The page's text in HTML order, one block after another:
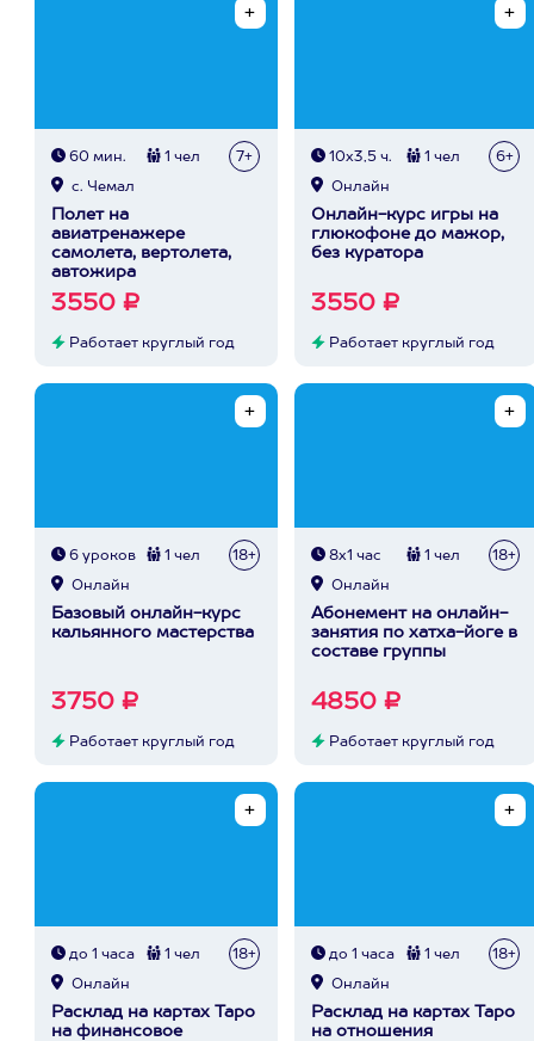
60 мин. 1 чел 7+
с. Чемал
Полет на
авиатренажере
самолета, вертолета,
автожира
3550 ₽
Работает круглый год
10х3,5 ч. 1 чел 6+
Онлайн
Онлайн-курс игры на
глюкофоне до мажор,
без куратора
3550 ₽
Работает круглый год
6 уроков 1 чел 18+
Онлайн
Базовый онлайн-курс
кальянного мастерства
3750 ₽
Работает круглый год
8х1 час 1 чел 18+
Онлайн
Абонемент на онлайн-
занятия по хатха-йоге в
составе группы
4850 ₽
Работает круглый год
до 1 часа 1 чел 18+
Онлайн
Расклад на картах Таро
на финансовое
до 1 часа 1 чел 18+
Онлайн
Расклад на картах Таро
на отношения